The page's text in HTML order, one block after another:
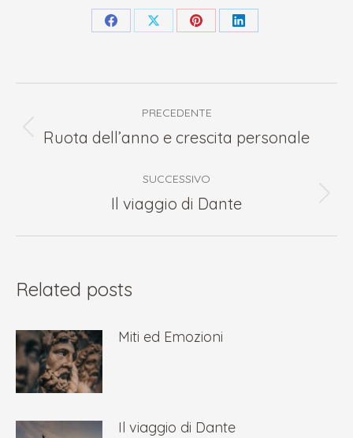
Condividi
Facebook
Condividi
X
Condividi
Pinterest
Condividi
LinkedIn
tra
PRECEDENTE
Post
Ruota dell’anno e crescita personale
SUCCESSIVO
Prossimo
Il viaggio di Dante
Related posts
Miti ed Emozioni
Il viaggio di Dante